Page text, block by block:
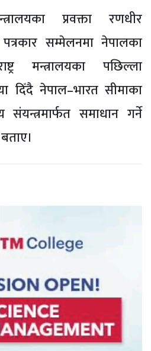
प्रवक्ता रणधीर
सम्मेलनमा नेपालका
मन्त्रालयका पछिल्ला
दिँदै नेपाल–भारत सीमाका
संयन्त्रमार्फत समाधान गर्ने